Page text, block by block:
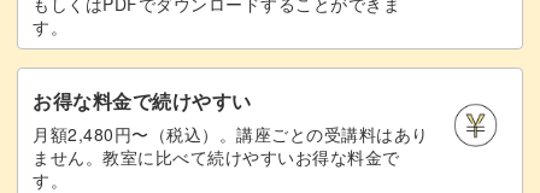
す。
お得な料金で続けやすい
月額2,480円〜（税込）。講座ごとの受講料はあり
ません。教室に比べて続けやすいお得な料金で
す。